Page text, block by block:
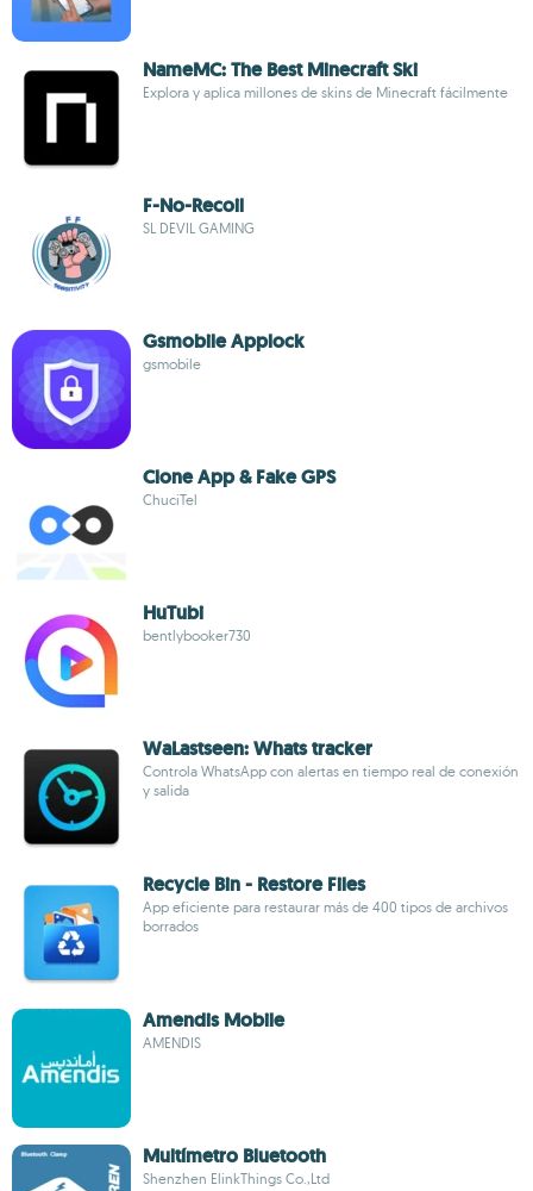
NameMC: The Best Minecraft Ski
Explora y aplica millones de skins de Minecraft fácilmente
F-No-Recoil
SL DEVIL GAMING
Gsmobile Applock
gsmobile
Clone App & Fake GPS
ChuciTel
HuTubi
bentlybooker730
WaLastseen: Whats tracker
Controla WhatsApp con alertas en tiempo real de conexión
y salida
Recycle Bin - Restore Files
App eficiente para restaurar más de 400 tipos de archivos
borrados
Amendis Mobile
AMENDIS
Multímetro Bluetooth
Shenzhen ElinkThings Co.,Ltd